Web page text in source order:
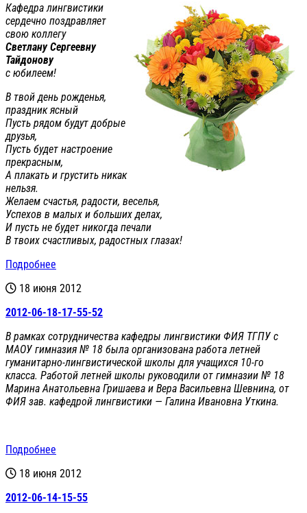
Кафедра лингвистики
сердечно поздравляет
свою коллегу
Светлану Сергеевну
Тайдонову
с юбилеем!
В твой день рожденья,
праздник ясный
Пусть рядом будут добрые
друзья,
Пусть будет настроение
прекрасным,
А плакать и грустить никак
нельзя.
Желаем счастья, радости, веселья,
Успехов в малых и больших делах,
И пусть не будет никогда печали
В твоих счастливых, радостных глазах!
Подробнее
18 июня 2012
2012-06-18-17-55-52
В рамках сотрудничества кафедры лингвистики ФИЯ ТГПУ с
МАОУ гимназия № 18 была организована работа летней
гуманитарно-лингвистической школы для учащихся 10-го
класса. Работой летней школы руководили от гимназии № 18
Марина Анатольевна Гришаева и Вера Васильевна Шевнина, от
ФИЯ зав. кафедрой лингвистики — Галина Ивановна Уткина.
Подробнее
18 июня 2012
2012-06-14-15-55